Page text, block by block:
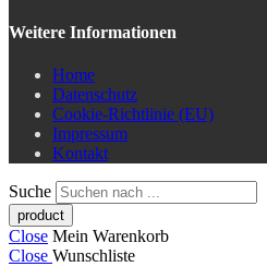
Weitere Informationen
Home
Datenschutz
Cookie-Richtlinie (EU)
Impressum
Kontakt
Suche
Close Mein Warenkorb
Close Wunschliste